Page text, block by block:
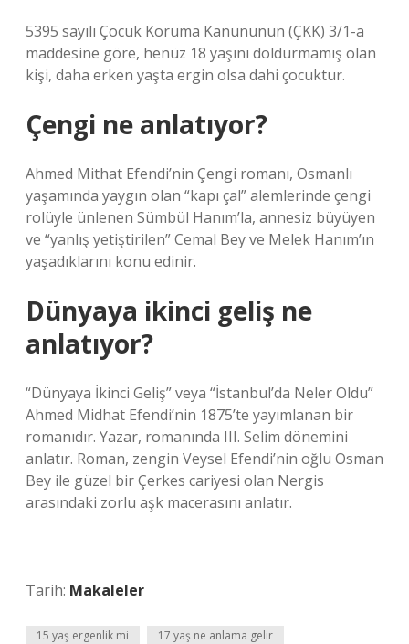
5395 sayılı Çocuk Koruma Kanununun (ÇKK) 3/1-a
maddesine göre, henüz 18 yaşını doldurmamış olan
kişi, daha erken yaşta ergin olsa dahi çocuktur.
Çengi ne anlatıyor?
Ahmed Mithat Efendi’nin Çengi romanı, Osmanlı
yaşamında yaygın olan “kapı çal” alemlerinde çengi
rolüyle ünlenen Sümbül Hanım’la, annesiz büyüyen
ve “yanlış yetiştirilen” Cemal Bey ve Melek Hanım’ın
yaşadıklarını konu edinir.
Dünyaya ikinci geliş ne
anlatıyor?
“Dünyaya İkinci Geliş” veya “İstanbul’da Neler Oldu”
Ahmed Midhat Efendi’nin 1875’te yayımlanan bir
romanıdır. Yazar, romanında III. Selim dönemini
anlatır. Roman, zengin Veysel Efendi’nin oğlu Osman
Bey ile güzel bir Çerkes cariyesi olan Nergis
arasındaki zorlu aşk macerasını anlatır.
Tarih: Makaleler
15 yaş ergenlik mi 17 yaş ne anlama gelir